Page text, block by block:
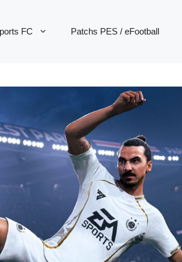
FC Patchs PES / eFootball